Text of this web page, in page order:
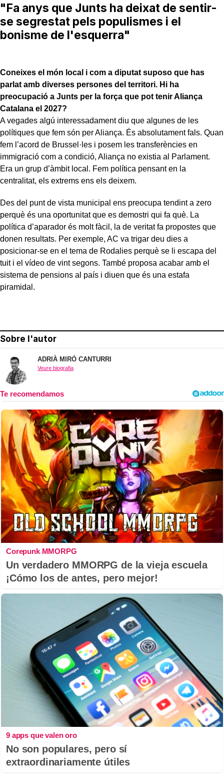
"Fa anys que Junts ha deixat de sentir-
se segrestat pels populismes i el
bonisme de l'esquerra"
Coneixes el món local i com a diputat suposo que has
parlat amb diverses persones del territori. Hi ha
preocupació a Junts per la força que pot tenir Aliança
Catalana el 2027?
A vegades algú interessadament diu que algunes de les
polítiques que fem són per Aliança. És absolutament fals. Quan
fem l’acord de Brussel·les i posem les transferències en
immigració com a condició, Aliança no existia al Parlament.
Era un grup d’àmbit local. Fem política pensant en la
centralitat, els extrems ens els deixem.
Des del punt de vista municipal ens preocupa tendint a zero
perquè és una oportunitat que es demostri qui fa què. La
política d’aparador és molt fàcil, la de veritat fa propostes que
donen resultats. Per exemple, AC va trigar deu dies a
posicionar-se en el tema de Rodalies perquè se li escapa del
tuit i el vídeo de vint segons. També proposa acabar amb el
sistema de pensions al país i diuen que és una estafa
piramidal.
Sobre l'autor
ADRIÀ MIRÓ CANTURRI
Veure biografia
Corepunk MMORPG
Un verdadero MMORPG de la vieja escuela
¡Cómo los de antes, pero mejor!
9 apps que valen oro
No son populares, pero sí
extraordinariamente útiles